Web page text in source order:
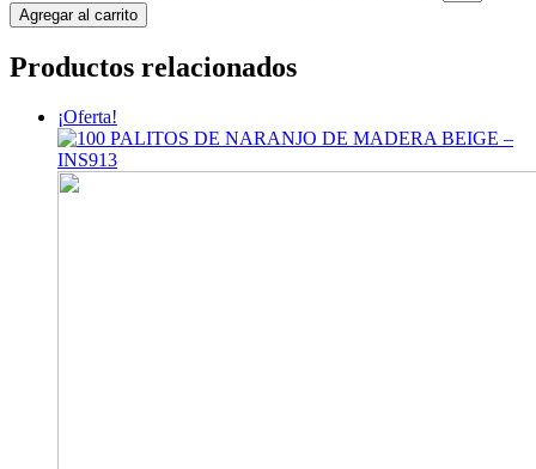
Agregar al carrito
Productos relacionados
¡Oferta!